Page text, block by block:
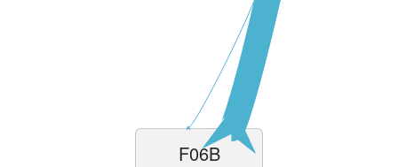
F06B